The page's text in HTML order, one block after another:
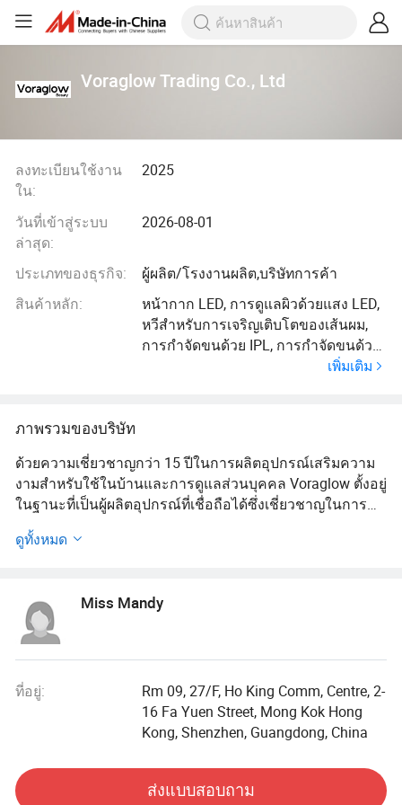
Voraglow Trading Co., Ltd
ลงทะเบียนใช้งาน
ใน:
2025
วันที่เข้าสู่ระบบ
ล่าสุด:
2026-08-01
ประเภทของธุรกิจ:
ผู้ผลิต/โรงงานผลิต,บริษัทการค้า
สินค้าหลัก:
หน้ากาก LED, การดูแลผิวด้วยแสง LED,
หวีสำหรับการเจริญเติบโตของเส้นผม,
การกำจัดขนด้วย IPL, การกำจัดขนด้วย
แว็กซ์, การดูแลดวงตาด้วย LED, การ
เพิ่มเติม
ภาพรวมของบริษัท
ด้วยความเชี่ยวชาญกว่า 15 ปีในการผลิตอุปกรณ์เสริมความ
งามสำหรับใช้ในบ้านและการดูแลส่วนบุคคล Voraglow ตั้งอยู่
ในฐานะที่เป็นผู้ผลิตอุปกรณ์ที่เชื่อถือได้ซึ่งเชี่ยวชาญในการนำ
เสนอโซลูชันนวัตกรรมใหม่สำหรับการดูแลผิวด้วย LED และ
อุปกรณ์ดูแลสุขภาพผม ผลิตภัณฑ์หลักของเราประกอบด้วย
หนังศีรษะขั้นสูง
ด้วยความมุ่งมั่นอย่างแน่วแน่ของเราในการ " การบริการ
บริการ OEM และ ODM ที่เหมาะสมเพื่อตอบสนองความ
ต้องการที่หลากหลายของลูกค้า ตั้งแต่แนวคิดไปจนถึงการ
ผลิตเราร่วมมือกันอย่างใกล้ชิดกับคู่ค้าเพื่อปรับแต่งการ
เหมาะกับความต้องการ
ดูทั้งหมด
Miss Mandy
ที่อยู่:
Rm 09, 27/F, Ho King Comm, Centre, 2-
16 Fa Yuen Street, Mong Kok Hong
Kong, Shenzhen, Guangdong, China
ส่งแบบสอบถาม